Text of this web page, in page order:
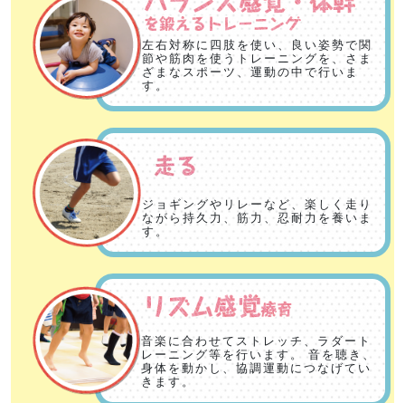
左右対称に四肢を使い、良い姿勢で関
節や筋肉を使うトレーニングを、さま
ざまなスポーツ、運動の中で行いま
す。
ジョギングやリレーなど、楽しく走り
ながら持久力、筋力、忍耐力を養いま
す。
音楽に合わせてストレッチ、ラダート
レーニング等を行います。 音を聴き、
身体を動かし、協調運動につなげてい
きます。